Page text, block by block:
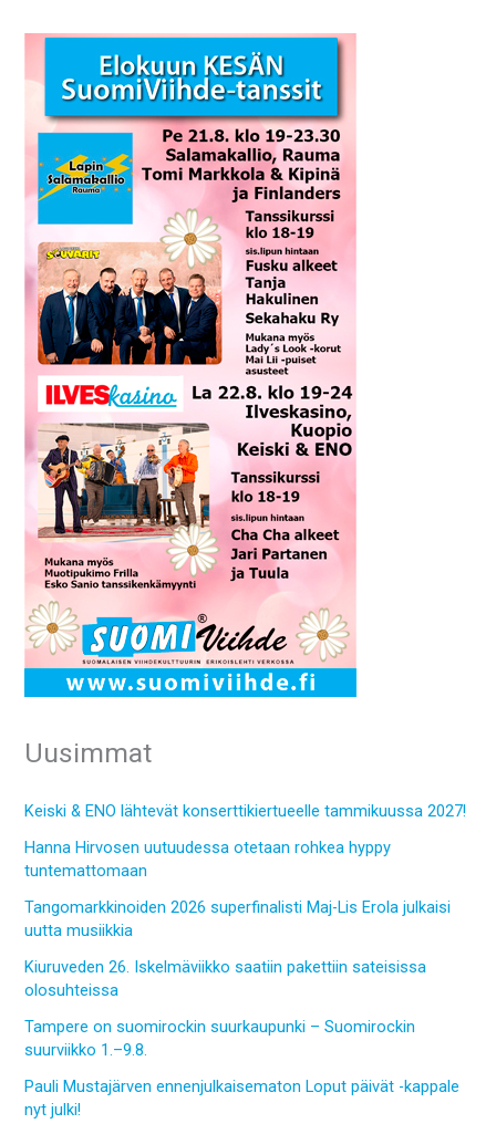
Uusimmat
Keiski & ENO lähtevät konserttikiertueelle tammikuussa 2027!
Hanna Hirvosen uutuudessa otetaan rohkea hyppy
tuntemattomaan
Tangomarkkinoiden 2026 superfinalisti Maj-Lis Erola julkaisi
uutta musiikkia
Kiuruveden 26. Iskelmäviikko saatiin pakettiin sateisissa
olosuhteissa
Tampere on suomirockin suurkaupunki – Suomirockin
suurviikko 1.–9.8.
Pauli Mustajärven ennenjulkaisematon Loput päivät -kappale
nyt julki!